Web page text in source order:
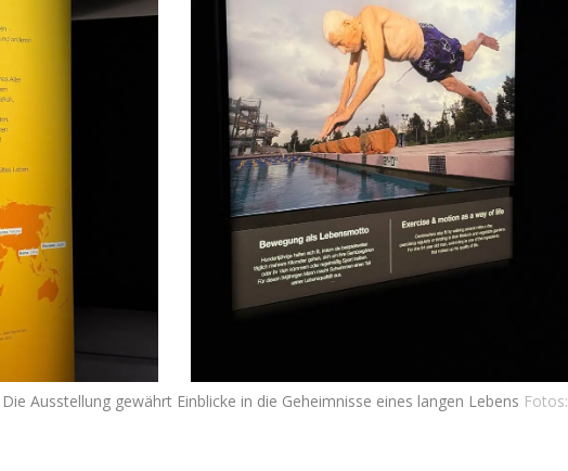
Die Ausstellung gewährt Einblicke in die Geheimnisse eines langen Lebens Fotos: